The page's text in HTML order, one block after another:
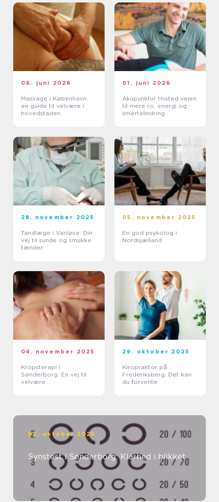
06. juni 2026
Massage i København:
en guide til velvære i
hovedstaden
01. juni 2026
Akupunktur thisted vejen
til mere ro, energi og
smertelindring
28. november 2025
Tandlæge i Vanløse: Din
vej til sunde og smukke
tænder
05. november 2025
En god psykolog i
Nordsjælland
04. november 2025
Kropsterapi i
Sønderborg: En vej til
velvære
29. oktober 2025
Kiropraktor på
Frederiksberg: Det kan
du forvente
03. oktober 2025
Synstest i Sønderborg: Klarhed i blikket